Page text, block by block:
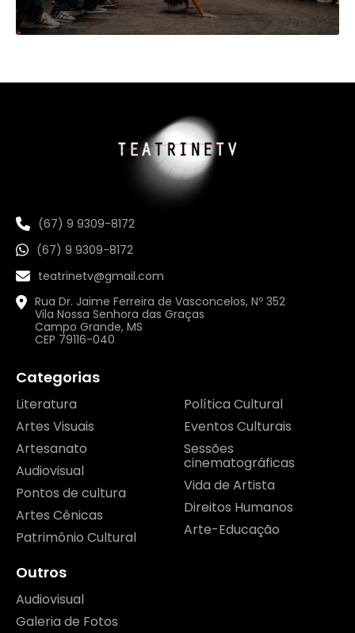
(67) 9 9309-8172
(67) 9 9309-8172
teatrinetv@gmail.com
Rua Dr. Jaime Ferreira de Vasconcelos, Nº 352
Vila Nossa Senhora das Graças
Campo Grande, MS
CEP 79116-040
Categorias
Literatura
Artes Visuais
Artesanato
Audiovisual
Pontos de cultura
Artes Cênicas
Patrimônio Cultural
Política Cultural
Eventos Culturais
Sessões
cinematográficas
Vida de Artista
Direitos Humanos
Arte-Educação
Outros
Audiovisual
Galeria de Fotos